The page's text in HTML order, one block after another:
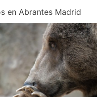
en Abrantes Madrid